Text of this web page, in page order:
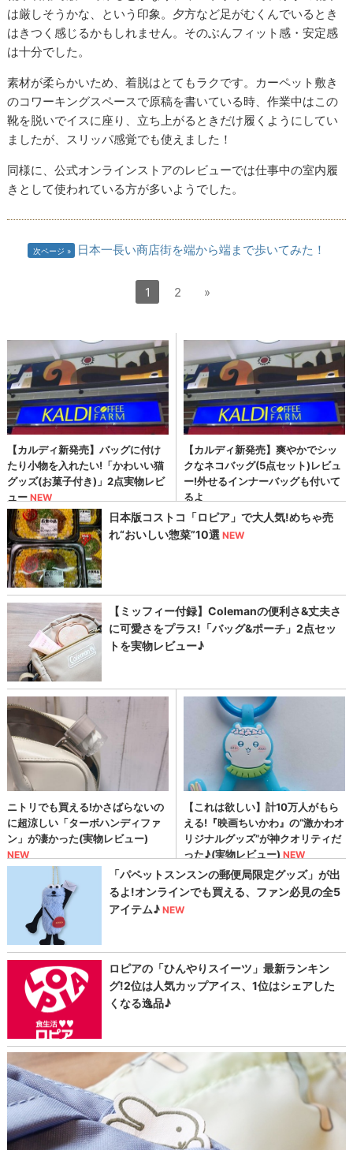
は厳しそうかな、という印象。夕方など足がむくんでいるとき
はきつく感じるかもしれません。そのぶんフィット感・安定感
は十分でした。
素材が柔らかいため、着脱はとてもラクです。カーペット敷き
のコワーキングスペースで原稿を書いている時、作業中はこの
靴を脱いでイスに座り、立ち上がるときだけ履くようにしてい
ましたが、スリッパ感覚でも使えました！
同様に、公式オンラインストアのレビューでは仕事中の室内履
きとして使われている方が多いようでした。
次ページ 日本一長い商店街を端から端まで歩いてみた！
1 2 »